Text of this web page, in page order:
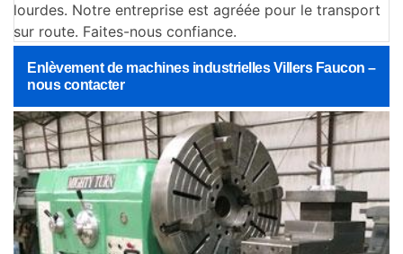
lourdes. Notre entreprise est agréée pour le transport
sur route. Faites-nous confiance.
Enlèvement de machines industrielles Villers Faucon –
nous contacter